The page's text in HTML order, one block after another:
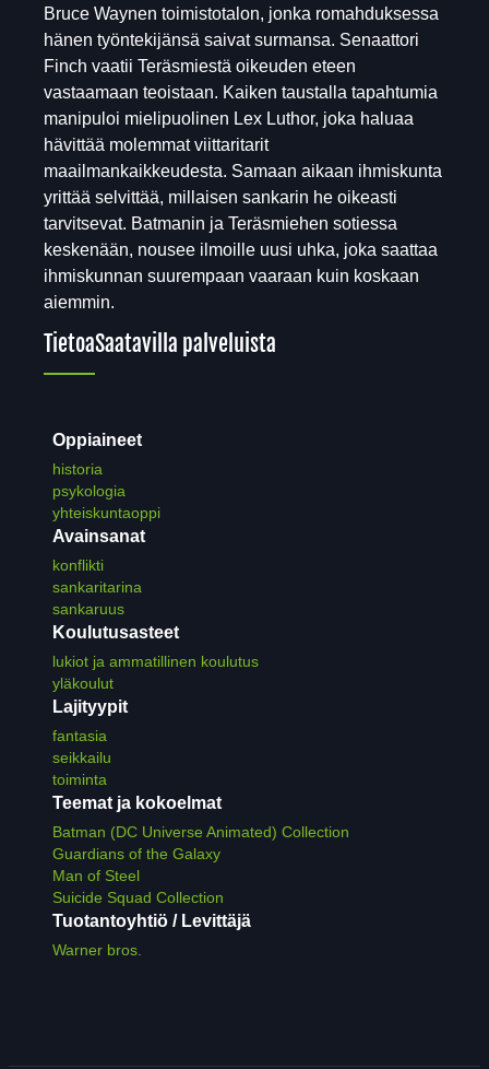
Bruce Waynen toimistotalon, jonka romahduksessa
hänen työntekijänsä saivat surmansa. Senaattori
Finch vaatii Teräsmiestä oikeuden eteen
vastaamaan teoistaan. Kaiken taustalla tapahtumia
manipuloi mielipuolinen Lex Luthor, joka haluaa
hävittää molemmat viittaritarit
maailmankaikkeudesta. Samaan aikaan ihmiskunta
yrittää selvittää, millaisen sankarin he oikeasti
tarvitsevat. Batmanin ja Teräsmiehen sotiessa
keskenään, nousee ilmoille uusi uhka, joka saattaa
ihmiskunnan suurempaan vaaraan kuin koskaan
aiemmin.
TietoaSaatavilla palveluista
Oppiaineet
historia
psykologia
yhteiskuntaoppi
Avainsanat
konflikti
sankaritarina
sankaruus
Koulutusasteet
lukiot ja ammatillinen koulutus
yläkoulut
Lajityypit
fantasia
seikkailu
toiminta
Teemat ja kokoelmat
Batman (DC Universe Animated) Collection
Guardians of the Galaxy
Man of Steel
Suicide Squad Collection
Tuotantoyhtiö / Levittäjä
Warner bros.